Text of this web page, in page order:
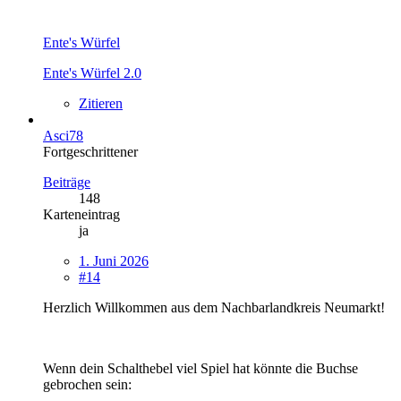
Ente's Würfel
Ente's Würfel 2.0
Zitieren
Asci78
Fortgeschrittener
Beiträge
148
Karteneintrag
ja
1. Juni 2026
#14
Herzlich Willkommen aus dem Nachbarlandkreis Neumarkt!
Wenn dein Schalthebel viel Spiel hat könnte die Buchse
gebrochen sein: